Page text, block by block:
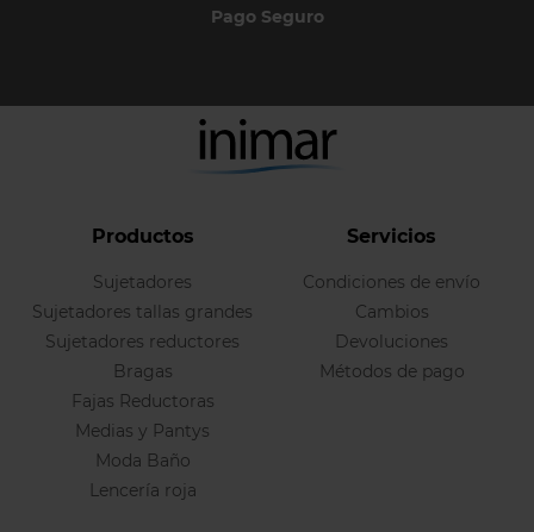
Pago Seguro
Productos
Sujetadores
Sujetadores tallas grandes
Sujetadores reductores
Bragas
Fajas Reductoras
Medias y Pantys
Moda Baño
Lencería roja
Servicios
Condiciones de envío
Cambios
Devoluciones
Métodos de pago